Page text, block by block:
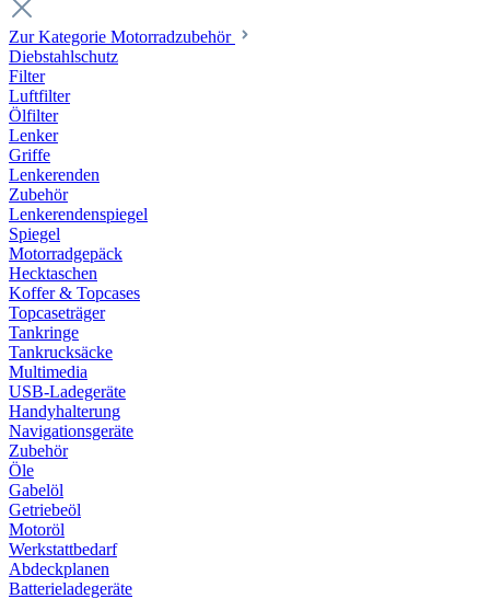
Zur Kategorie Motorradzubehör
Diebstahlschutz
Filter
Luftfilter
Ölfilter
Lenker
Griffe
Lenkerenden
Zubehör
Lenkerendenspiegel
Spiegel
Motorradgepäck
Hecktaschen
Koffer & Topcases
Topcaseträger
Tankringe
Tankrucksäcke
Multimedia
USB-Ladegeräte
Handyhalterung
Navigationsgeräte
Zubehör
Öle
Gabelöl
Getriebeöl
Motoröl
Werkstattbedarf
Abdeckplanen
Batterieladegeräte